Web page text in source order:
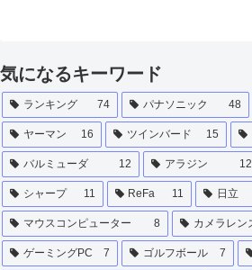
気になるキーワード
ランキング 74 パナソニック 48
ヤーマン 16 ツインバード 15
バルミューダ 12 アラジン 12
シャープ 11 ReFa 11 日立
マウスコンピューター 8 カメラレン
ゲーミングPC 7 ゴルフボール 7